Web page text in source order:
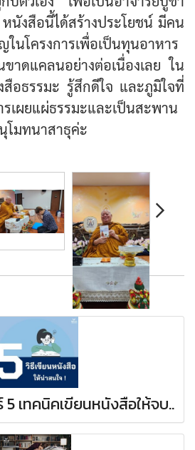
นังสือนี้ได้สร้างประโยชน์ มีคน
ในโครงการเพื่อเป็นทุนอาหาร
ขาดแคลนอย่างต่อเนื่องเลย ใน
อธรรมะ รู้สึกดีใจ และภูมิใจที่
เผยแผ่ธรรมะและเป็นสะพาน
โมทนาสาธุค่ะ
เทคนิคเขียนหนังสือให้จบ..